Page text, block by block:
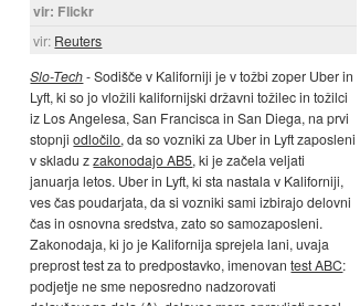
vir: Flickr
vir: Reuters
Slo-Tech- Sodišče v Kaliforniji je v tožbi zoper Uber in
Lyft, ki so jo vložili kalifornijski državni tožilec in tožilci
iz Los Angelesa, San Francisca in San Diega, na prvi
stopnjiodločilo, da so vozniki za Uber in Lyft zaposleni
v skladu zzakonodajo AB5, ki je začela veljati
januarja letos. Uber in Lyft, ki sta nastala v Kaliforniji,
ves čas poudarjata, da si vozniki sami izbirajo delovni
čas in osnovna sredstva, zato so samozaposleni.
Zakonodaja, ki jo je Kalifornija sprejela lani, uvaja
preprost test za to predpostavko, imenovantest ABC:
podjetje ne sme neposredno nadzorovati